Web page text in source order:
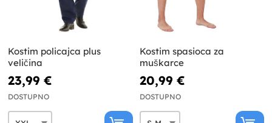
Kostim policajca plus
veličina
23,99 €
DOSTUPNO
Kostim spasioca za
muškarce
20,99 €
DOSTUPNO